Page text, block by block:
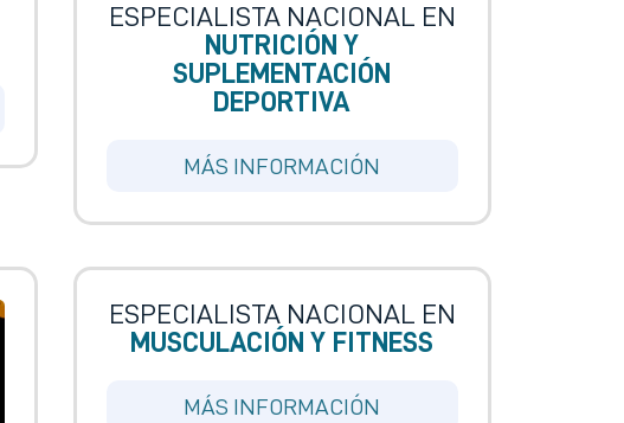
ESPECIALISTA NACIONAL EN
NUTRICIÓN Y
SUPLEMENTACIÓN
DEPORTIVA
MÁS INFORMACIÓN
ESPECIALISTA NACIONAL EN
MUSCULACIÓN Y FITNESS
MÁS INFORMACIÓN